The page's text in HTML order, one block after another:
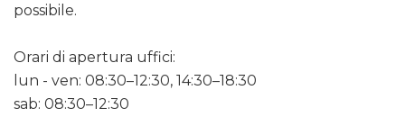
possibile.
Orari di apertura uffici:
lun - ven: 08:30–12:30, 14:30–18:30
sab: 08:30–12:30